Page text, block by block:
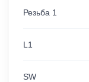
Резьба 1
L1
SW